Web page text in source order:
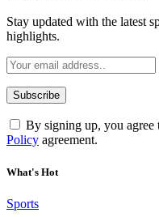
Stay updated with the latest
highlights.
By signing up, you agree
Policy agreement.
What's Hot
Sports